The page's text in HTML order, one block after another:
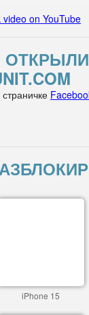
on YouTube
iPhone 15